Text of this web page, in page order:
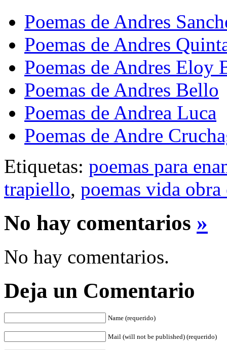
Poemas de Andres
Poemas de Andres
Poemas de Andres Eloy
Poemas de Andres Bello
Poemas de Andrea Luca
Poemas de Andre
Etiquetas: poemas para
trapiello, poemas vida obra
No hay comentarios »
No hay comentarios.
Deja un Comentario
Name (requerido)
Mail (will not be published) (requerido)